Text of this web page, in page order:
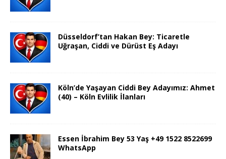
Düsseldorf’tan Hakan Bey: Ticaretle
Uğraşan, Ciddi ve Dürüst Eş Adayı
Köln’de Yaşayan Ciddi Bey Adayımız: Ahmet
(40) – Köln Evlilik İlanları
Essen İbrahim Bey 53 Yaş +49 1522 8522699
WhatsApp